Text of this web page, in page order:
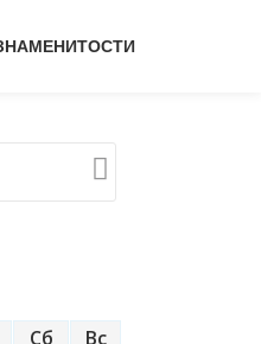
Сб Вс